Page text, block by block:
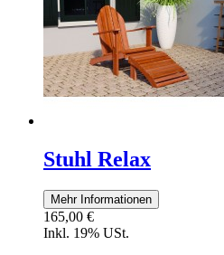
Stuhl Relax
Mehr Informationen
165,00 €
Inkl. 19% USt.